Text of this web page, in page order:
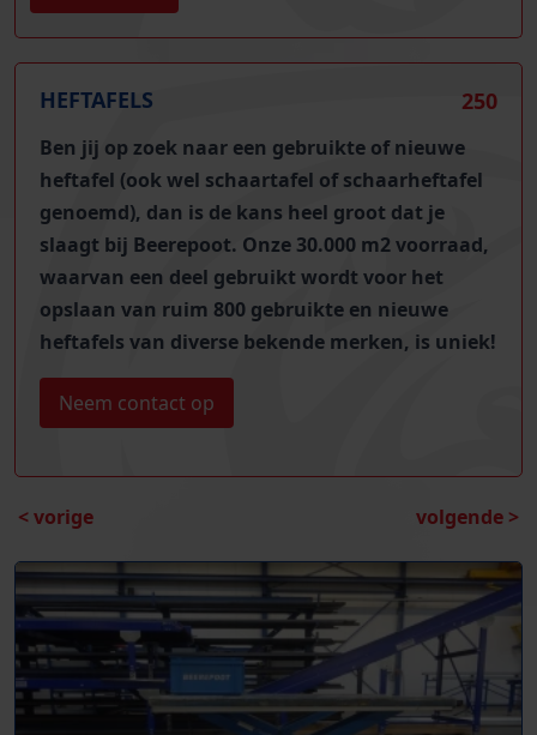
250
HEFTAFELS
Ben jij op zoek naar een gebruikte of nieuwe
heftafel (ook wel schaartafel of schaarheftafel
genoemd), dan is de kans heel groot dat je
slaagt bij Beerepoot. Onze 30.000 m2 voorraad,
waarvan een deel gebruikt wordt voor het
opslaan van ruim 800 gebruikte en nieuwe
heftafels van diverse bekende merken, is uniek!
Neem contact op
< vorige volgende >